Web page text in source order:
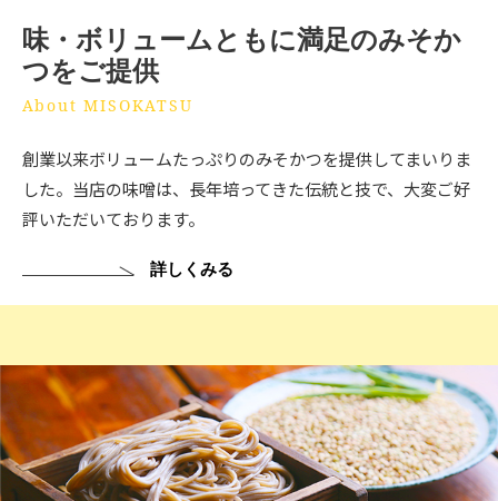
味・ボリュームともに満足のみそか
つをご提供
About MISOKATSU
創業以来ボリュームたっぷりのみそかつを提供してまいりま
した。当店の味噌は、長年培ってきた伝統と技で、大変ご好
評いただいております。
詳しくみる